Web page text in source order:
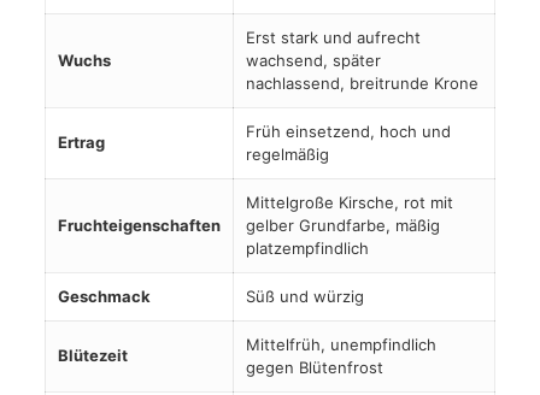
Wuchs
Erst stark und aufrecht
wachsend, später
nachlassend, breitrunde Krone
Ertrag
Früh einsetzend, hoch und
regelmäßig
Fruchteigenschaften
Mittelgroße Kirsche, rot mit
gelber Grundfarbe, mäßig
platzempfindlich
Geschmack Süß und würzig
Blütezeit
Mittelfrüh, unempfindlich
gegen Blütenfrost